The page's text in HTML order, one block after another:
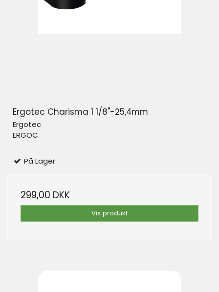
Ergotec Charisma 1 1/8"-25,4mm
Ergotec
ERGOC
På Lager
299,00 DKK
Vis produkt